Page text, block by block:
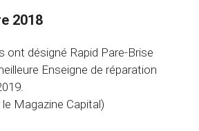
2018
désigné Rapid Pare-Brise
Enseigne de réparation
Magazine Capital)